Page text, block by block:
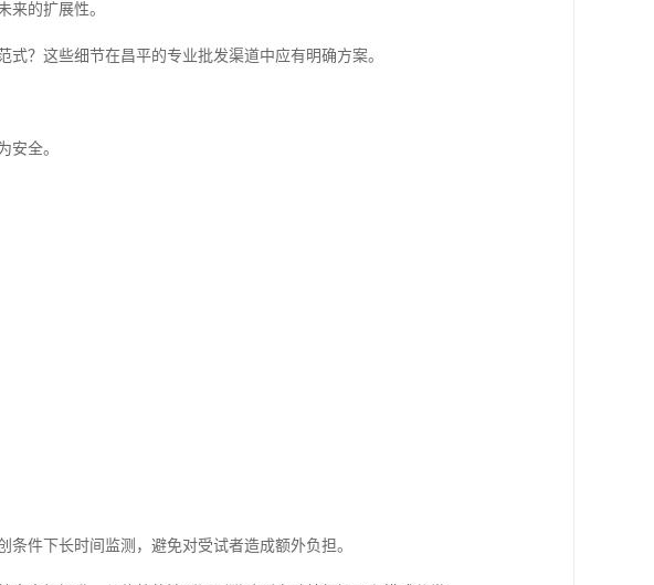
来的扩展性。
？这些细节在昌平的专业批发渠道中应有明确方案。
安全。
件下长时间监测，避免对受试者造成额外负担。